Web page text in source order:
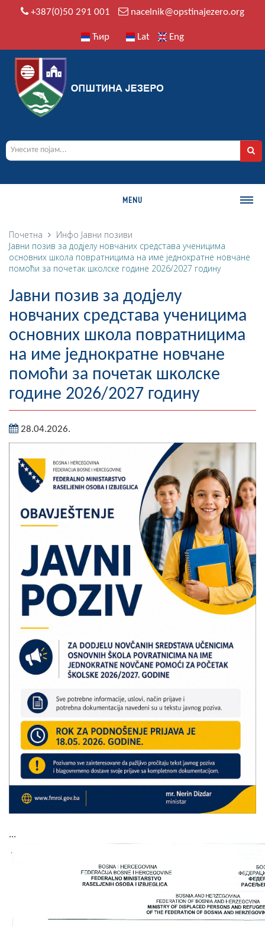
+387(0)50 291 001 nacelnik@opstinajezero.org
Ћир Lat Eng
MENU
О ОПШТИНИ
Историја
Насељена мјеста
Занимљивости
Фотогалерија
НАЧЕЛНИК
О Начелнику
Замјеник начелника
Извјештај о раду начелника
СКУПШТИНА
Статут Општине
Скупштинско вијеће општине језеро
Састав Скупштине
Службени Гласници
ИНФО
Вијести
Активности
Јавни позиви
Обавјештења
Заштита од пожара
COVID 19
ПРИВРЕДА
Почетна Инфо Јавни позиви
Јавни позив за додјелу новчаних средстава ученицима
основних школа повратницима на име једнократне новчане
помоћи за почетак школске године 2026/2027 годину
Јавни позив за додјелу
новчаних средстава ученицима
основних школа повратницима
на име једнократне новчане
помоћи за почетак школске
године 2026/2027 годину
28.04.2026.
...